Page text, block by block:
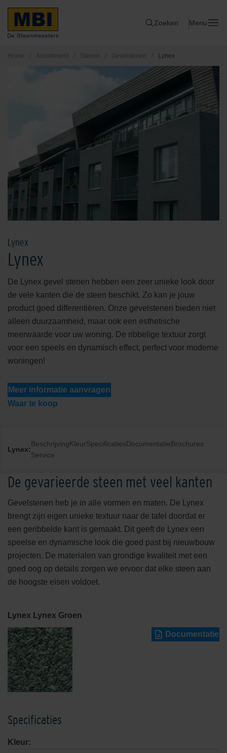
Zoeken Menu
Home / Assortiment / Stenen / Gevelstenen / Lynex
Lynex
Lynex
De Lynex gevel stenen hebben een zeer unieke look door
de vele kanten die de steen beschikt. Zo kan je jouw
product goed differentiëren. Onze gevelstenen bieden niet
alleen duurzaamheid, maar ook een esthetische
meerwaarde voor uw woning. De ribbelige textuur zorgt
voor een speels en dynamisch effect, perfect voor moderne
woningen!
Meer informatie aanvragen
Waar te koop
Lynex:
BeschrijvingKleurSpecificatiesDocumentatieBrochures
Service
De gevarieerde steen met veel kanten
Gevelstenen heb je in alle vormen en maten. De Lynex
brengt zijn eigen unieke textuur naar de tafel doordat er
een geribbelde kant is gemaakt. Dit geeft de Lynex een
speelse en dynamische look die goed past bij nieuwbouw
projecten. De materialen van grondige kwaliteit met een
goed oog op details zorgen we ervoor dat elke steen aan
de hoogste eisen voldoet.
Lynex Lynex Groen
Documentatie
Specificaties
Kleur: